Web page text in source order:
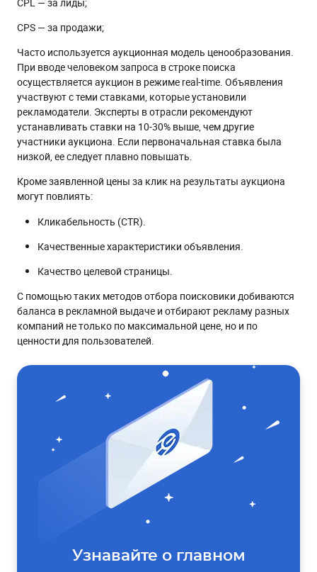
CPS — за продажи;
Часто используется аукционная модель ценообразования.
При вводе человеком запроса в строке поиска
осуществляется аукцион в режиме real-time. Объявления
участвуют с теми ставками, которые установили
рекламодатели. Эксперты в отрасли рекомендуют
устанавливать ставки на 10-30% выше, чем другие
участники аукциона. Если первоначальная ставка была
низкой, ее следует плавно повышать.
Кроме заявленной цены за клик на результаты аукциона
могут повлиять:
Кликабельность (CTR).
Качественные характеристики объявления.
Качество целевой страницы.
С помощью таких методов отбора поисковики добиваются
баланса в рекламной выдаче и отбирают рекламу разных
компаний не только по максимальной цене, но и по
ценности для пользователей.
Узнавайте о главном